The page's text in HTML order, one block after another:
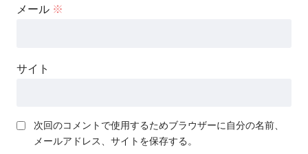
メール ※
サイト
次回のコメントで使用するためブラウザーに自分の名前、
メールアドレス、サイトを保存する。